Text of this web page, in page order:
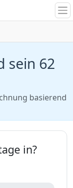
sein 62
basierend
in?